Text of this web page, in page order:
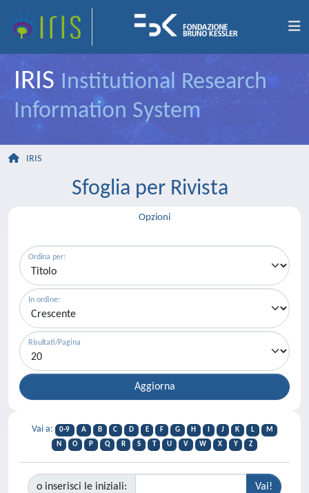
IRIS Institutional Research
Information System
IRIS
Sfoglia per Rivista
Opzioni
Ordina per:
In ordine:
Risultati/Pagina
Vai a: 0-9 A B C D E F G H J K L
M
N
O P Q R S T U V W X Y Z
o inserisci le iniziali: